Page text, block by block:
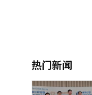
热门新闻